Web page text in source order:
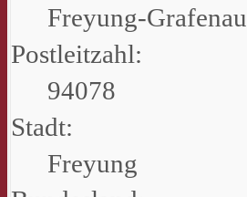
Freyung-Grafenau
Postleitzahl:
94078
Stadt:
Freyung